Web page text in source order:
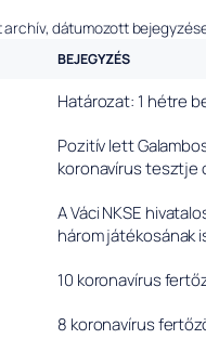
dátumozott
BEJEGYZÉS
Határozat: 1 hétre
Pozitív lett
koronavírus tesztje
A Váci NKSE
három játékosának
10 koronavírus
8 koronavírus